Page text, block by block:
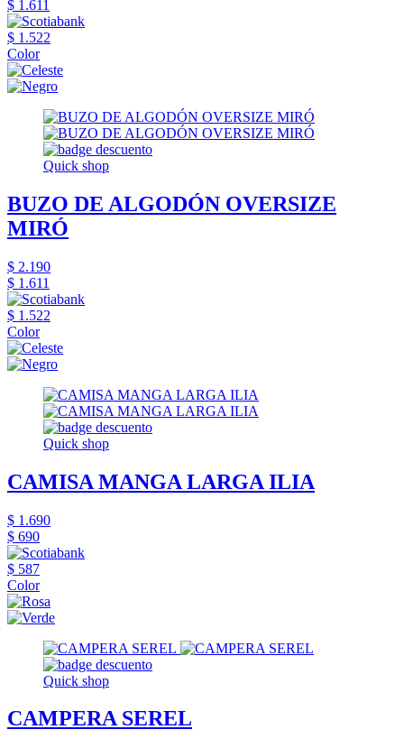
$ 1.611
$ 1.522
Color
Quick shop
BUZO DE ALGODÓN OVERSIZE
MIRÓ
$ 2.190
$ 1.611
$ 1.522
Color
Quick shop
CAMISA MANGA LARGA ILIA
$ 1.690
$ 690
$ 587
Color
Quick shop
CAMPERA SEREL